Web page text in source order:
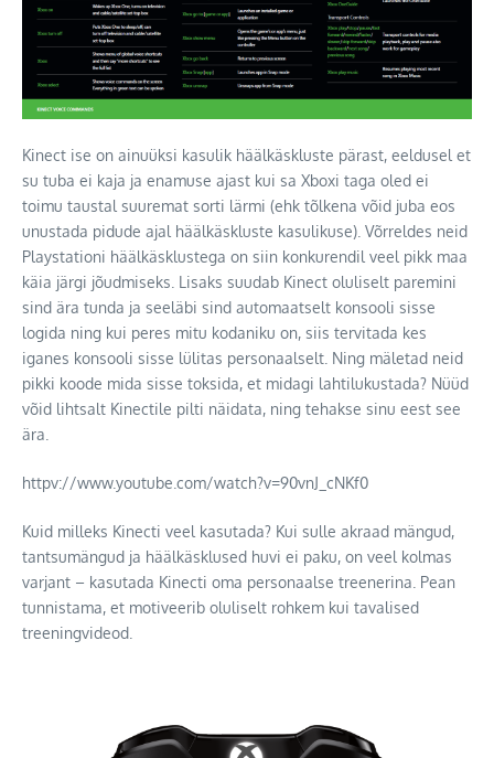
Kinect ise on ainuüksi kasulik häälkäskluste pärast, eeldusel et
su tuba ei kaja ja enamuse ajast kui sa Xboxi taga oled ei
toimu taustal suuremat sorti lärmi (ehk tõlkena võid juba eos
unustada pidude ajal häälkäskluste kasulikuse). Võrreldes neid
Playstationi häälkäsklustega on siin konkurendil veel pikk maa
käia järgi jõudmiseks. Lisaks suudab Kinect oluliselt paremini
sind ära tunda ja seeläbi sind automaatselt konsooli sisse
logida ning kui peres mitu kodaniku on, siis tervitada kes
iganes konsooli sisse lülitas personaalselt. Ning mäletad neid
pikki koode mida sisse toksida, et midagi lahtilukustada? Nüüd
võid lihtsalt Kinectile pilti näidata, ning tehakse sinu eest see
ära.
httpv://www.youtube.com/watch?v=90vnJ_cNKf0
Kuid milleks Kinecti veel kasutada? Kui sulle akraad mängud,
tantsumängud ja häälkäsklused huvi ei paku, on veel kolmas
varjant – kasutada Kinecti oma personaalse treenerina. Pean
tunnistama, et motiveerib oluliselt rohkem kui tavalised
treeningvideod.